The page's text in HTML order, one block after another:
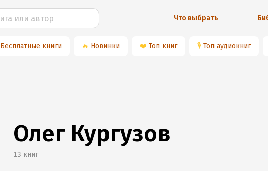
Что выбрать
Бесплатные книги 🔥 Новинки ❤️ Топ книг 🎙 Топ аудиокниг
Олег Кургузов
13 книг